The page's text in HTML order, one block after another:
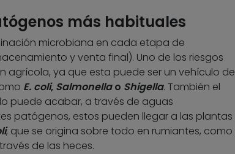
más habituales
microbiana en cada etapa de
y venta final). Uno de los riesgos
agrícola, ya que esta puede ser un vehículo de
E. coli, Salmonellao Shigella. También el
puede acabar, a través de aguas
patógenos, estos pueden llegar a las plantas
, que se origina sobre todo en rumiantes, como
de las heces.